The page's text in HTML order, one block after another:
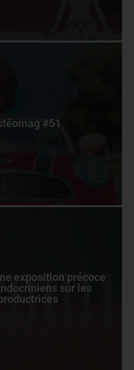
#51
exposition précoce
sur les